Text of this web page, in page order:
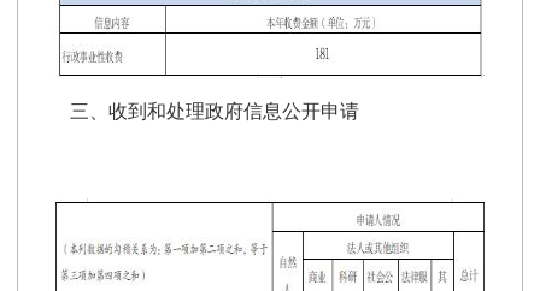
三、收到和处理政府信息公开申请